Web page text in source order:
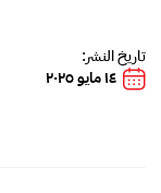
تاريخ النشر:
١٤ مايو ٢٠٢٥